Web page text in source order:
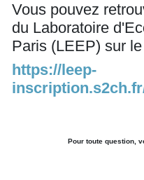
Vous pouvez
du Laboratoire
Paris (LEEP) sur
https://leep-
Pour toute question,